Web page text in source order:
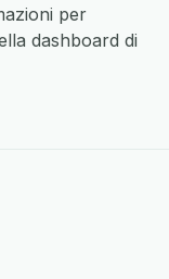
per
dashboard di